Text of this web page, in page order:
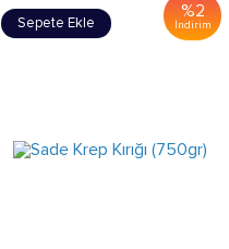
%2
İndirim
Sepete Ekle